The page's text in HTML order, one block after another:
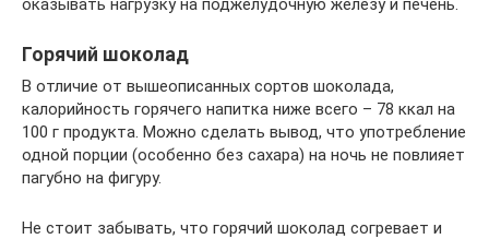
оказывать нагрузку на поджелудочную железу и печень.
Горячий шоколад
В отличие от вышеописанных сортов шоколада,
калорийность горячего напитка ниже всего – 78 ккал на
100 г продукта. Можно сделать вывод, что употребление
одной порции (особенно без сахара) на ночь не повлияет
пагубно на фигуру.
Не стоит забывать, что горячий шоколад согревает и